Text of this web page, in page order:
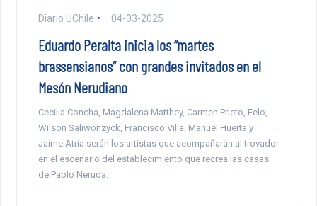
Diario UChile 04-03-2025
Eduardo Peralta inicia los “martes
brassensianos” con grandes invitados en el
Mesón Nerudiano
Cecilia Concha, Magdalena Matthey, Carmen Prieto, Felo,
Wilson Saliwonzyck, Francisco Villa, Manuel Huerta y
Jaime Atria serán los artistas que acompañarán al trovador
en el escenario del establecimiento que recrea las casas
de Pablo Neruda.